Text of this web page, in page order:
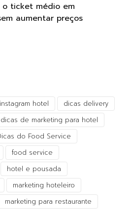
o ticket médio em
aumentar preços
hotel
dicas delivery
dicas de marketing para hotel
do Food Service
food service
hotel e pousada
marketing hoteleiro
marketing para restaurante